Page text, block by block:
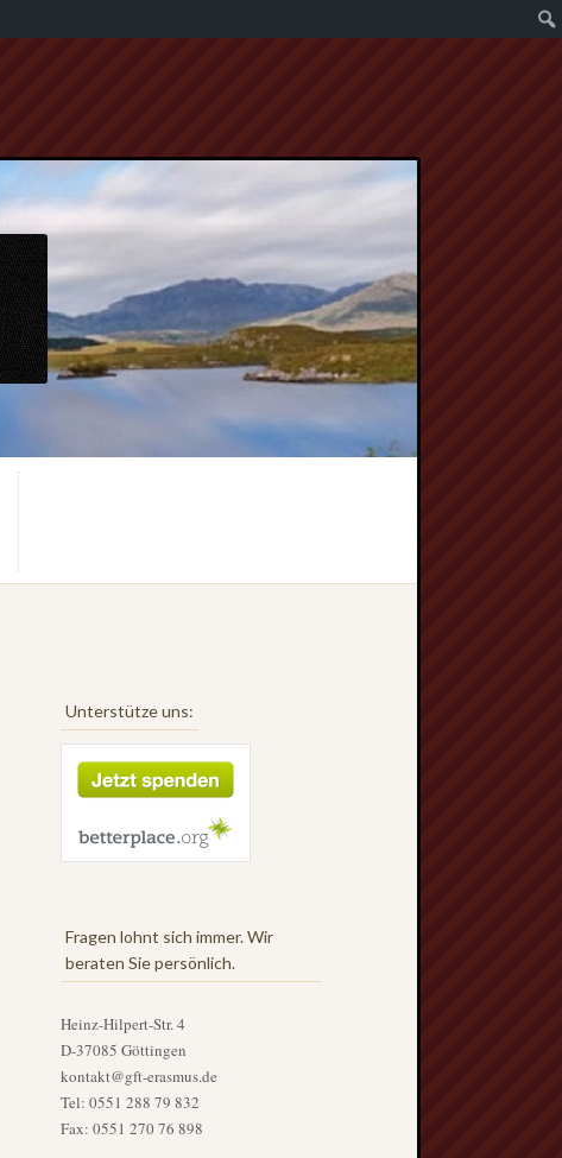
Unterstütze uns:
Fragen lohnt sich immer. Wir
beraten Sie persönlich.
Heinz-Hilpert-Str. 4
D-37085 Göttingen
kontakt@gft-erasmus.de
Tel: 0551 288 79 832
Fax: 0551 270 76 898